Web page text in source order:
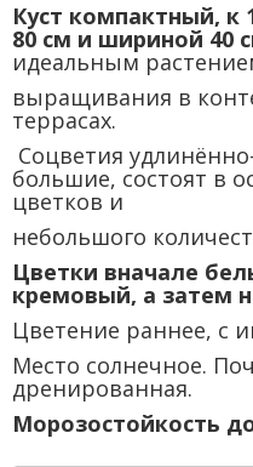
Куст компактный, к
80 см и шириной 40
идеальным
выращивания в
террасах.
Соцветия
большие, состоят в
цветков и
небольшого
Цветки вначале
кремовый, а затем
Цветение раннее, с
Место солнечное.
дренированная.
Морозостойкость